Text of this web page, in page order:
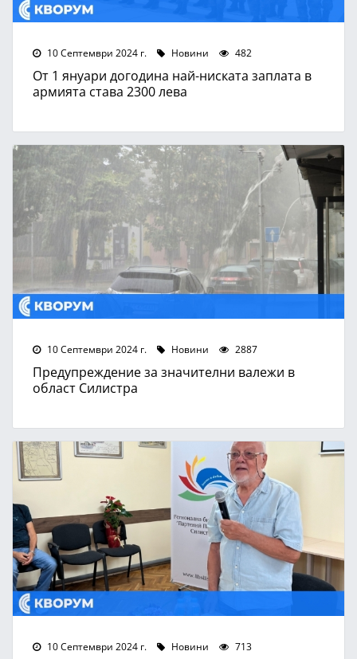
10 Септември 2024 г. Новини 482
От 1 януари догодина най-ниската заплата в
армията става 2300 лева
10 Септември 2024 г. Новини 2887
Предупреждение за значителни валежи в
област Силистра
10 Септември 2024 г. Новини 713